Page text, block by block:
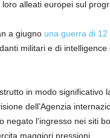
alleati europei sul
a giugno una guerra di 12
militari e di
in modo significativo
dell’Agenzia
l’ingresso nei siti
maggiori pressioni.